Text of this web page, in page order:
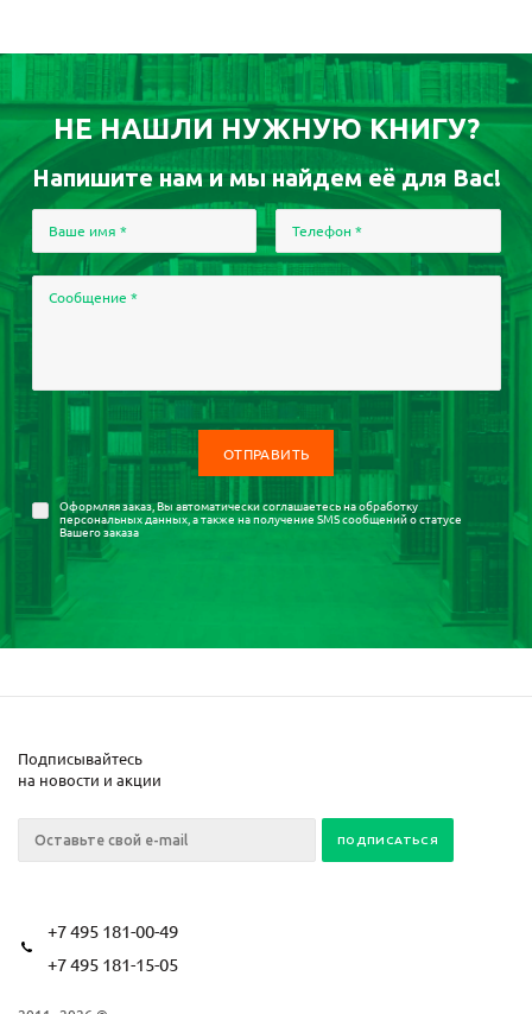
НЕ НАШЛИ НУЖНУЮ КНИГУ?
Напишите нам и мы найдем её для Вас!
Ваше имя * Телефон *
Сообщение *
Оформляя заказ, Вы автоматически соглашаетесь наобработку
персональных данных, а также на получение SMS сообщений о статусе
Вашего заказа
Подписывайтесь
на новости и акции
+7 495 181-00-49
+7 495 181-15-05